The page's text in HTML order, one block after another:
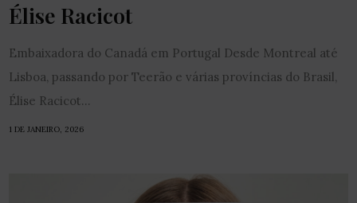
Élise Racicot
Embaixadora do Canadá em Portugal Desde Montreal até
Lisboa, passando por Teerão e várias províncias do Brasil,
Élise Racicot...
1 DE JANEIRO, 2026